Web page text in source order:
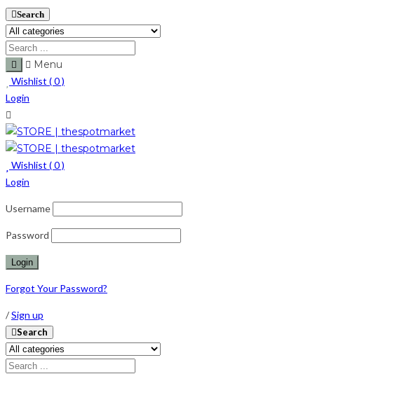
Search
Menu
Wishlist (0)
Login
Wishlist (0)
Login
Username
Password
Forgot Your Password?
/Sign up
Search